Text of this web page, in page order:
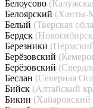
Белоусово
Белоярский (Ханты-
Белый (Тверская
Бердск
Березники
Берёзовский
Берёзовский
Беслан (Северная
Бийск (Алтайский
Бикин (Хабаровский